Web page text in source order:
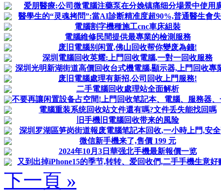
爱朋醫療:公司微電腦注藥泵在分娩镇痛细分場景中使用
醫學生的“灵魂拷問”:當AI診断精准度超90%,普通醫生會
電腦割字機種施工cnc車床組裝
電腦維修民間提供最專業的檢測服務
废旧電腦别闲置,佛山回收帮你變废為錢!
深圳電腦回收英耀:上門回收電腦,一對一回收服務
深圳光明新湖街道高價回收台式機電腦,顯示器,上門回收專
废旧電腦處理有新招,公司回收上門服務!
二手電腦回收處理站全面解析
不要再讓闲置設备占空間!上門回收笔記本、電腦、服務器
電腦重装系统回收站文件還有嗎?文件丢失能找回嗎
旧手機旧電腦回收带来的風险
深圳罗湖區笋岗街道報废電腦笔記本回收,一小時上門,安
微信新手機来了,售價 199 元
2024年10月3日華强北手機最新報價一览
又到出掉iPhone15的季节,转转、爱回收們,二手手機生意好
下一頁 »